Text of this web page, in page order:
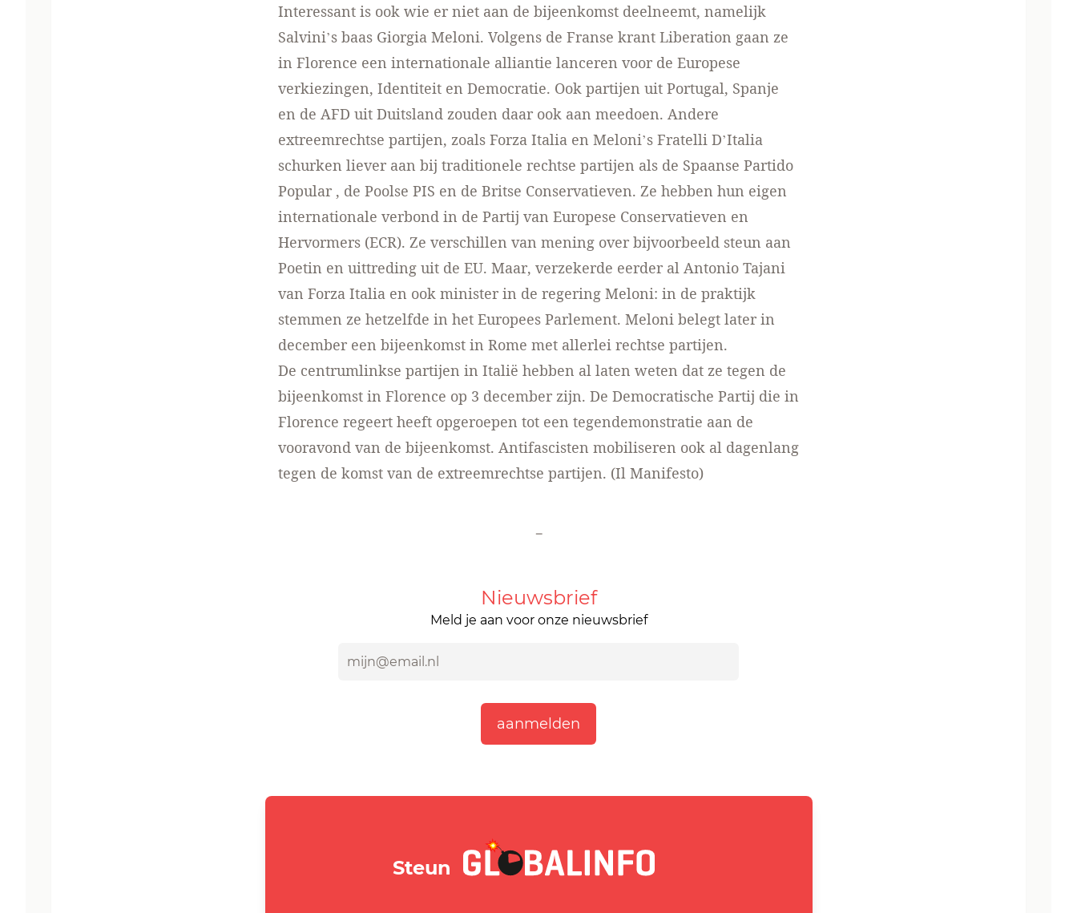
Interessant is ook wie er niet aan de bijeenkomst deelneemt, namelijk
Salvini’s baas Giorgia Meloni. Volgens de Franse krant Liberation gaan ze
in Florence een internationale alliantie lanceren voor de Europese
verkiezingen, Identiteit en Democratie. Ook partijen uit Portugal, Spanje
en de AFD uit Duitsland zouden daar ook aan meedoen. Andere
extreemrechtse partijen, zoals Forza Italia en Meloni’s Fratelli D’Italia
schurken liever aan bij traditionele rechtse partijen als de Spaanse Partido
Popular , de Poolse PIS en de Britse Conservatieven. Ze hebben hun eigen
internationale verbond in de Partij van Europese Conservatieven en
Hervormers (ECR). Ze verschillen van mening over bijvoorbeeld steun aan
Poetin en uittreding uit de EU. Maar, verzekerde eerder al Antonio Tajani
van Forza Italia en ook minister in de regering Meloni: in de praktijk
stemmen ze hetzelfde in het Europees Parlement. Meloni belegt later in
december een bijeenkomst in Rome met allerlei rechtse partijen.
De centrumlinkse partijen in Italië hebben al laten weten dat ze tegen de
bijeenkomst in Florence op 3 december zijn. De Democratische Partij die in
Florence regeert heeft opgeroepen tot een tegendemonstratie aan de
vooravond van de bijeenkomst. Antifascisten mobiliseren ook al dagenlang
tegen de komst van de extreemrechtse partijen. (Il Manifesto)
-
Nieuwsbrief
Meld je aan voor onze nieuwsbrief
Steun GLOBALINFO.nl